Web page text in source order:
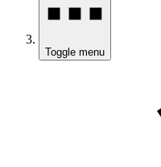
Toggle menu